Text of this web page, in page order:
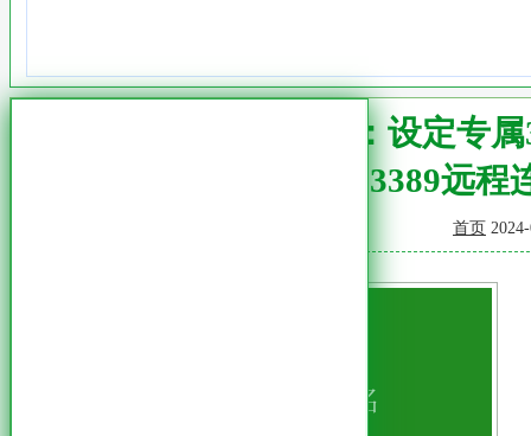
强化安全：设定专
3389远程
首页